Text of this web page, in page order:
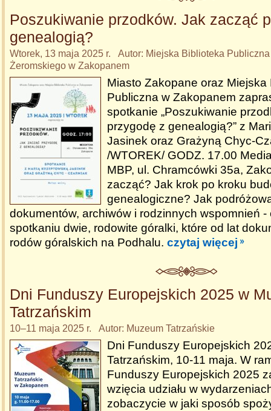
Poszukiwanie przodków. Jak zacząć
genealogią?
Wtorek, 13 maja 2025 r. Autor: Miejska Biblioteka
Żeromskiego w Zakopanem
Miasto Zakopane oraz Miejska
Publiczna w Zakopanem
spotkanie „Poszukiwanie
przygodę z genealogią?” z
Jasinek oraz Grażyną Chyc-
/WTOREK/ GODZ. 17.00
MBP, ul. Chramcówki 35a,
zacząć? Jak krok po kroku
genealogiczne? Jak
dokumentów, archiwów i rodzinnych wspomnień
spotkaniu dwie, rodowite góralki, które od lat
rodów góralskich na Podhalu. czytaj więcej
Dni Funduszy Europejskich 2025 w
Tatrzańskim
10–11 maja 2025 r. Autor: Muzeum Tatrzańskie
Dni Funduszy Europejskich
Tatrzańskim, 10-11 maja. W
Funduszy Europejskich 2025
wzięcia udziału w
zobaczycie w jaki sposób